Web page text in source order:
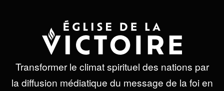
Transformer le climat spirituel des nations par
la diffusion médiatique du message de la foi en